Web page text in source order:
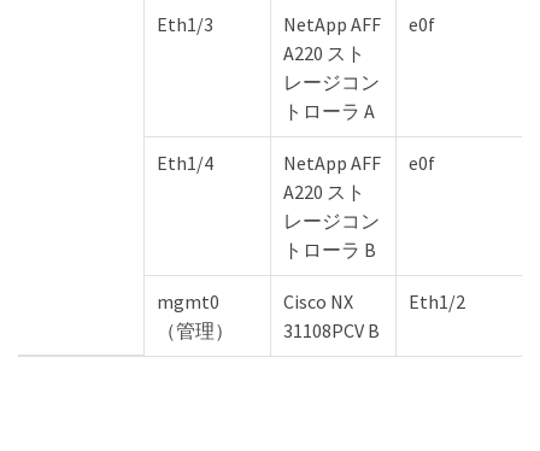
Eth1/3
NetApp AFF
A220 スト
レージコン
トローラ A
e0f
Eth1/4
NetApp AFF
A220 スト
レージコン
トローラ B
e0f
mgmt0
（管理）
Cisco NX
31108PCV B
Eth1/2